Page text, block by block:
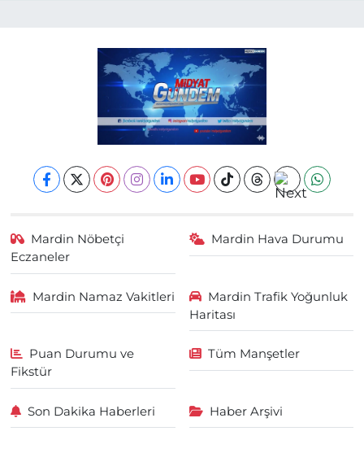
Mardin Nöbetçi
Eczaneler
Mardin Hava Durumu
Mardin Namaz Vakitleri
Mardin Trafik Yoğunluk
Haritası
Puan Durumu ve
Fikstür
Tüm Manşetler
Son Dakika Haberleri Haber Arşivi